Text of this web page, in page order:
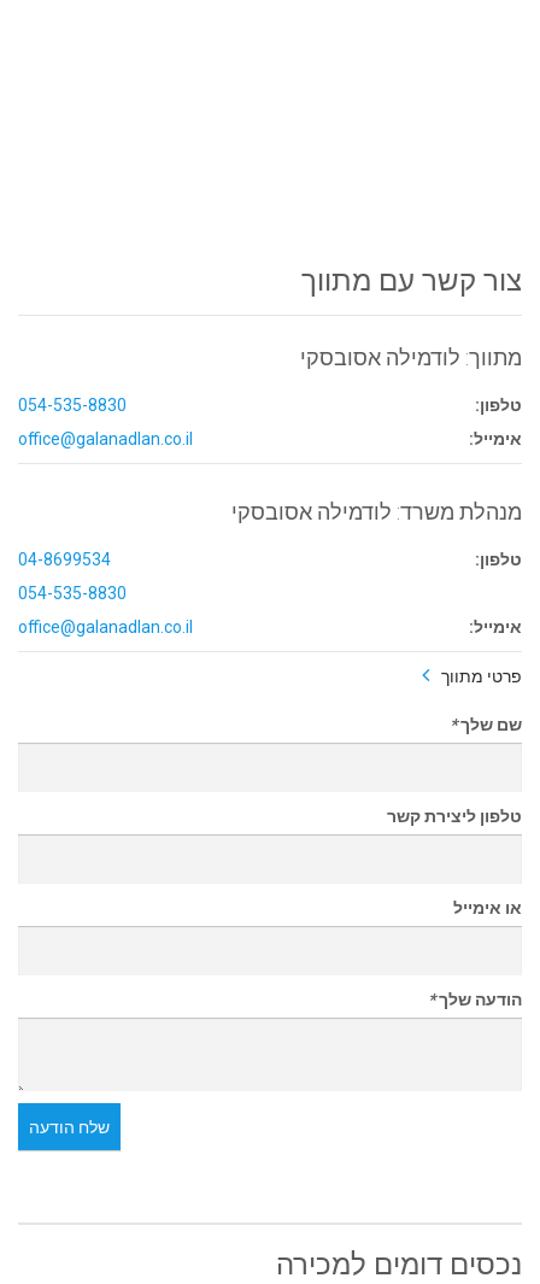
צור קשר עם מתווך
מתווך: לודמילה אסובסקי
טלפון:
054-535-8830
אימייל:
office@galanadlan.co.il
מנהלת משרד: לודמילה אסובסקי
טלפון:
04-8699534
054-535-8830
אימייל:
office@galanadlan.co.il
פרטי מתווך
שם שלך*
טלפון ליצירת קשר
או אימייל
הודעה שלך*
שלח הודעה
נכסים דומים למכירה